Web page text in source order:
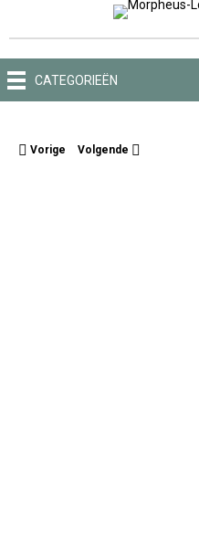
CATEGORIEËN
Vorige Volgende